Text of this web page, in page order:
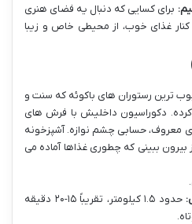
برای کسایی که دنبال یه فضای هنری
غذای خوب، از محیطی خاص و زیبا
ترین رستوران های باکوئه که سنت و
دکوراسیون داخلیش با فرش های
معروف، حسابی چشم نوازه. آشپزخونه
ببینی که چطوری غذاها آماده می
حدود ۱.۵ کیلومتر، تقریباً ۱۵-۲۰ دقیقه